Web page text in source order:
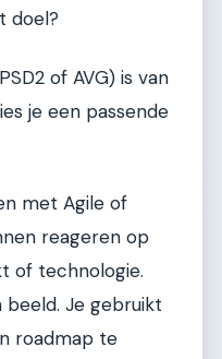
doel?
of AVG) is van
je een passende
met Agile of
reageren op
of technologie.
beeld. Je gebruikt
roadmap te